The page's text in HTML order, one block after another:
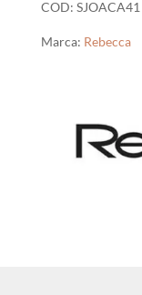
Polvere
di
COD: SJOACA41
Marca: Rebecca